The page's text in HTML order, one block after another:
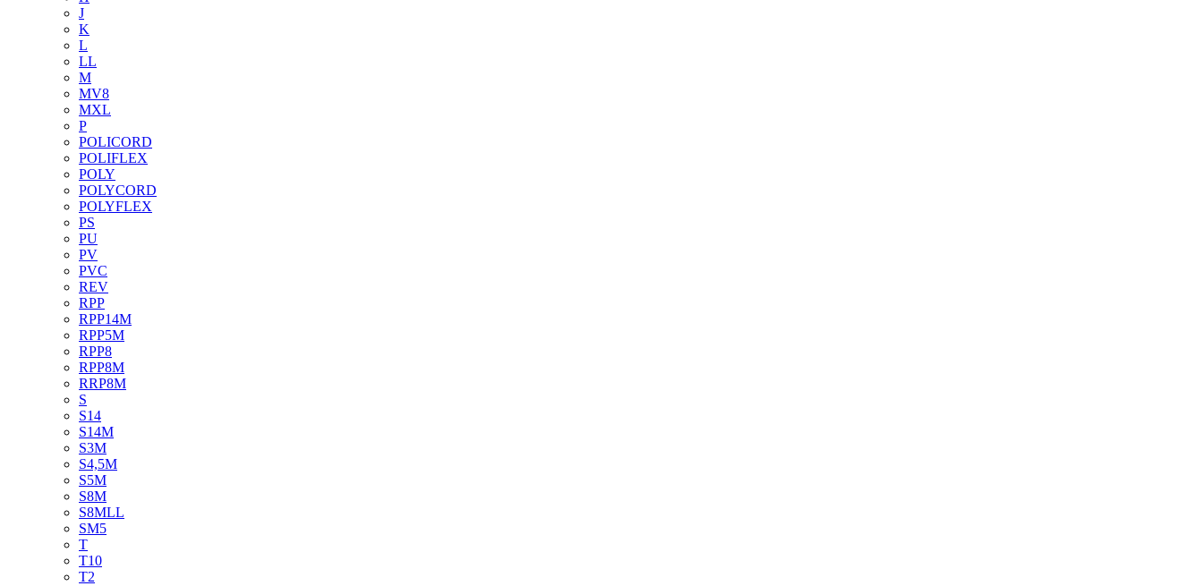
J
K
L
LL
M
MV8
MXL
P
POLICORD
POLIFLEX
POLY
POLYCORD
POLYFLEX
PS
PU
PV
PVC
REV
RPP
RPP14M
RPP5M
RPP8
RPP8M
RRP8M
S
S14
S14M
S3M
S4,5M
S5M
S8M
S8MLL
SM5
T
T10
T2